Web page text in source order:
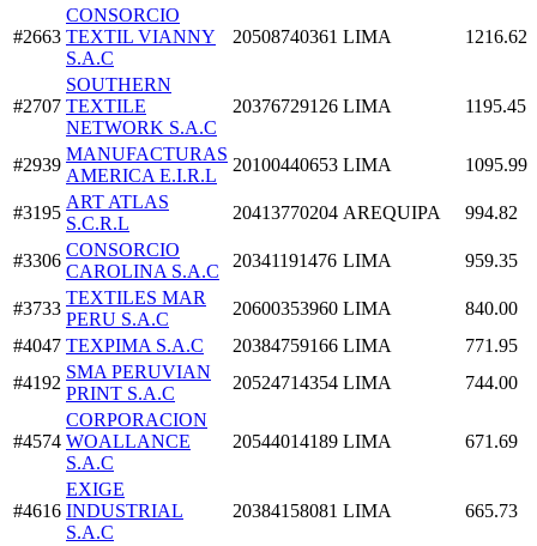
#2663
CONSORCIO
TEXTIL VIANNY
S.A.C
20508740361 LIMA 1216.62
#2707
SOUTHERN
TEXTILE
NETWORK S.A.C
20376729126 LIMA 1195.45
#2939
MANUFACTURAS
AMERICA E.I.R.L
20100440653 LIMA 1095.99
#3195
ART ATLAS
S.C.R.L
20413770204 AREQUIPA 994.82
#3306
CONSORCIO
CAROLINA S.A.C
20341191476 LIMA 959.35
#3733
TEXTILES MAR
PERU S.A.C
20600353960 LIMA
840.00
#4047 TEXPIMA S.A.C 20384759166 LIMA
771.95
#4192
SMA PERUVIAN
PRINT S.A.C
20524714354 LIMA 744.00
#4574
CORPORACION
WOALLANCE
S.A.C
20544014189 LIMA 671.69
#4616
EXIGE
INDUSTRIAL
S.A.C
20384158081 LIMA 665.73